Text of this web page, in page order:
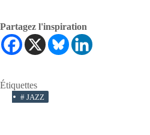
Partagez l'inspiration
Étiquettes
# JAZZ